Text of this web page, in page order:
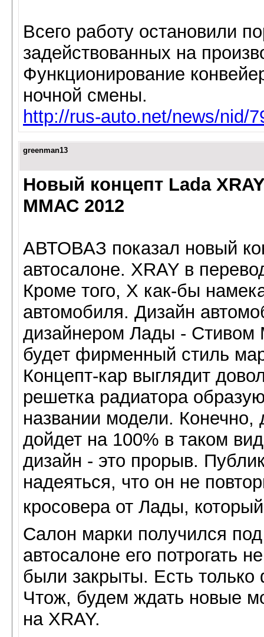
Всего работу остановили
задействованных на
Функционирование
ночной смены.
http://rus-auto.net/news/nid/
greenman13
Новый концепт Lada
ММАС 2012
АВТОВАЗ показал новый
автосалоне. XRAY в
Кроме того, X как-бы
автомобиля. Дизайн
дизайнером Лады - Стивом
будет фирменный стиль
Концепт-кар выглядит
решетка радиатора
названии модели. Конечно,
дойдет на 100% в таком
дизайн - это прорыв.
надеяться, что он не
кросовера от Лады,
Салон марки получился
автосалоне его потрогать
были закрыты. Есть только
Чтож, будем ждать новые
на XRAY.